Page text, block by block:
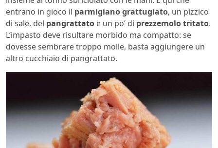
entrano in gioco il parmigiano grattugiato, un pizzico
di sale, del pangrattato e un po’ di prezzemolo tritato.
L’impasto deve risultare morbido ma compatto: se
dovesse sembrare troppo molle, basta aggiungere un
altro cucchiaio di pangrattato.